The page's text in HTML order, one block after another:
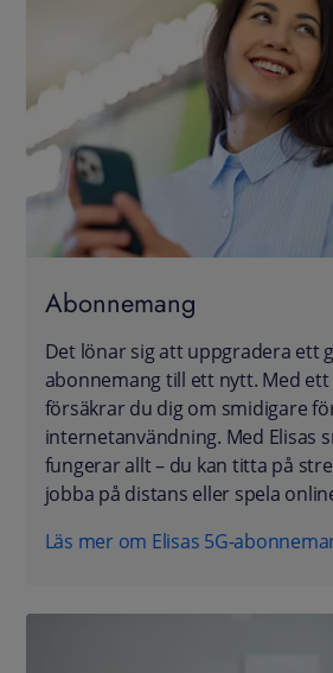
Abonnemang
Det lönar sig att uppgradera ett
abonnemang till ett nytt. Med
försäkrar du dig om smidigare
internetanvändning. Med Elisas
fungerar allt – du kan titta på
jobba på distans eller spela
Läs mer om Elisas 5G-